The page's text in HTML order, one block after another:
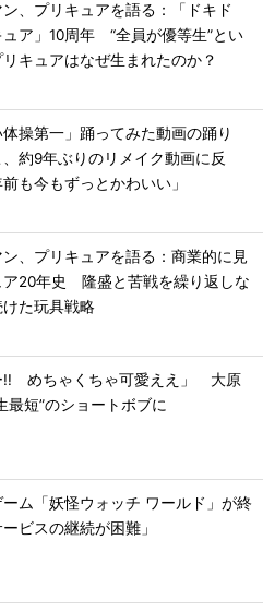
、プリキュアを語る：「ドキド
ュア」10周年 “全員が優等生”とい
キュアはなぜ生まれたのか？
体操第一」踊ってみた動画の踊り
約9年ぶりのリメイク動画に反
も今もずっとかわいい」
、プリキュアを語る：商業的に見
ア20年史 隆盛と苦戦を繰り返しな
た玩具戦略
!! めちゃくちゃ可愛ええ」 大原
最短”のショートボブに
ム「妖怪ウォッチ ワールド」が終
ビスの継続が困難」